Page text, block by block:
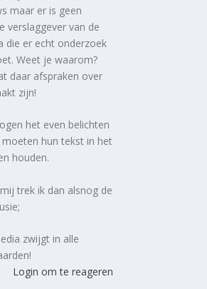
maar er is geen
verslaggever van de
die er echt onderzoek
Weet je waarom?
daar afspraken over
zijn!
het even belichten
moeten hun tekst in het
houden.
trek ik dan alsnog de
zwijgt in alle
Login om te reageren